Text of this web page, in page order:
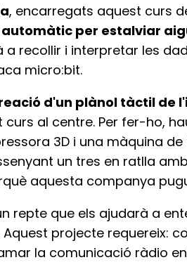
, encarregats aquest curs
per estalviar
recollir i interpretar les
micro:bit.
d'un plànol tàctil
al centre. Per fer-ho,
3D i una màquina
un tres en ratlla
aquesta companya
repte que els ajudarà a
Aquest projecte requereix:
la comunicació ràdio